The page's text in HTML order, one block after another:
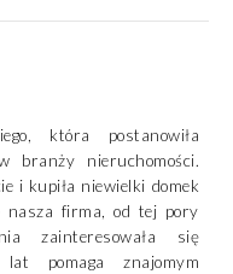
która postanowiła
branży nieruchomości.
i kupiła niewielki domek
nasza firma, od tej pory
zainteresowała się
pomaga znajomym